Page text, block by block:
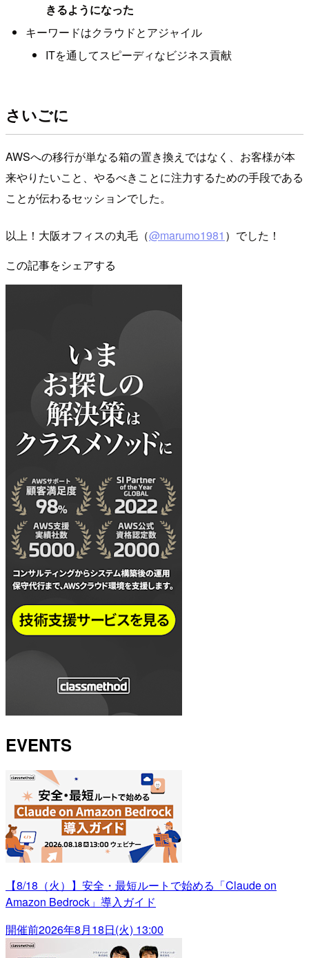
きるようになった
キーワードはクラウドとアジャイル
ITを通してスピーディなビジネス貢献
さいごに
AWSへの移行が単なる箱の置き換えではなく、お客様が本
来やりたいこと、やるべきことに注力するための手段である
ことが伝わるセッションでした。
以上！大阪オフィスの丸毛（@marumo1981 ）でした！
この記事をシェアする
EVENTS
【8/18（火）】安全・最短ルートで始める「Claude on
Amazon Bedrock」導入ガイド
開催前2026年8月18日(火) 13:00